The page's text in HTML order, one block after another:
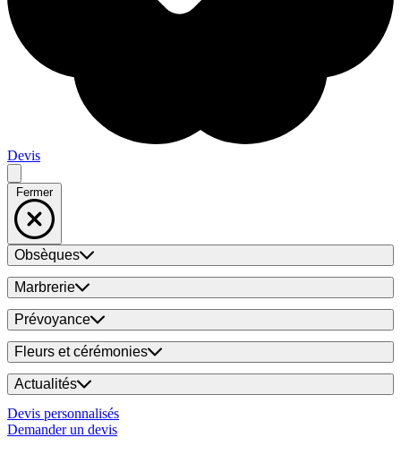
Devis
Fermer
Obsèques
Marbrerie
Prévoyance
Fleurs et cérémonies
Actualités
Devis personnalisés
Demander un devis